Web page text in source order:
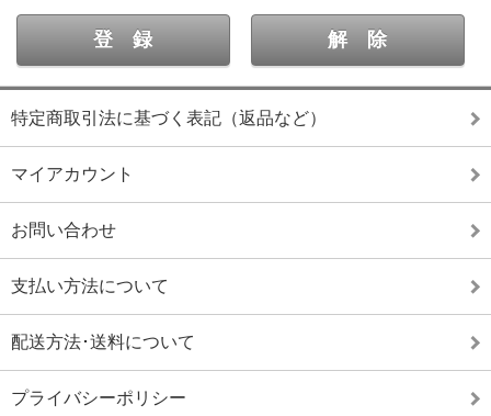
特定商取引法に基づく表記（返品など）
マイアカウント
お問い合わせ
支払い方法について
配送方法･送料について
プライバシーポリシー